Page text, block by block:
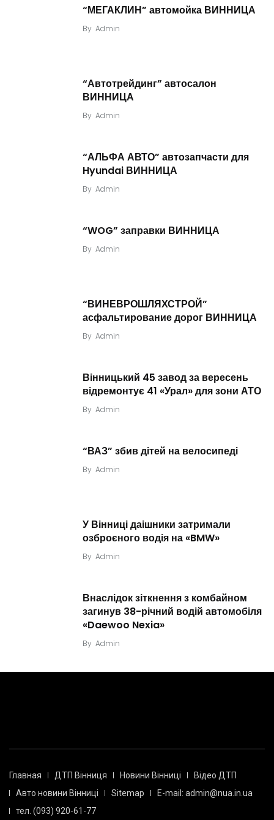
“МЕГАКЛИН” автомойка ВИННИЦА
By Admin
“Автотрейдинг” автосалон
ВИННИЦА
By Admin
“АЛЬФА АВТО” автозапчасти для
Hyundai ВИННИЦА
By Admin
“WOG” заправки ВИННИЦА
By Admin
“ВИНЕВРОШЛЯХСТРОЙ”
асфальтирование дорог ВИННИЦА
By Admin
Вінницький 45 завод за вересень
відремонтує 41 «Урал» для зони АТО
By Admin
“ВАЗ” збив дітей на велосипеді
By Admin
У Вінниці даішники затримали
озброєного водія на «BMW»
By Admin
Внаслідок зіткнення з комбайном
загинув 38-річний водій автомобіля
«Daewoo Nexia»
By Admin
Главная ДТП Вінниця Новини Вінниці
Відео ДТП
Авто новини Вінниці
Sitemap
E-mail: admin@nua.in.ua
тел. (093) 920-61-77